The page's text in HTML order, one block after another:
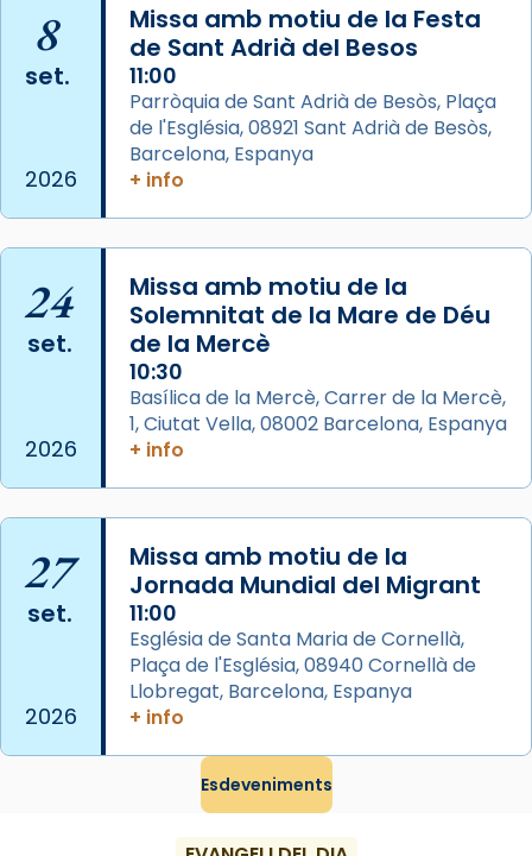
comitè organitzador de la visita apostòlica
del Sant Pare Lleó XIV a Barcelona, i als
col·laboradors, a la Catedral de Barcelona.
L’arquebisbe de Barcelona, el cardenal Joan
Josep Omella, ha presidit la missa i l’ha
concelebrat el bisbe auxiliar de Barcelona,
Mons. David Abadías.
📸 Dr. G. Simón
Photo
View on Facebook · Share
Arquebisbat de Barcelona
2 weeks ago
Memòria de les santes Juliana i
Semproniana, verges i màrtirs.
partir de l’Edat Mitjana sorgeix la tradició
que les santes Juliana (“relatiu a Júlia”) i
Semproniana (“relatiu a Semprònia =
eterna”) són deixebles seves. I l’any 1667, el
frare Joan Gaspar Roig, afirma en una obra
que les santes són filles de l’antiga Iluro.
les aconseguirà el 1772. L’ofici que es canta
a la “Missa de les Santes” (“Missa de
8
set.
2026
Missa amb motiu de la Festa
de Sant Adrià del Besos
11:00
Parròquia de Sant Adrià de Besòs, Plaça
de l'Església, 08921 Sant Adrià de Besòs,
Barcelona, Espanya
+ info
24
set.
2026
Missa amb motiu de la
Solemnitat de la Mare de Déu
de la Mercè
10:30
Basílica de la Mercè, Carrer de la Mercè,
1, Ciutat Vella, 08002 Barcelona, Espanya
+ info
27
set.
2026
Missa amb motiu de la
Jornada Mundial del Migrant
11:00
Església de Santa Maria de Cornellà,
Plaça de l'Església, 08940 Cornellà de
Llobregat, Barcelona, Espanya
+ info
Esdeveniments